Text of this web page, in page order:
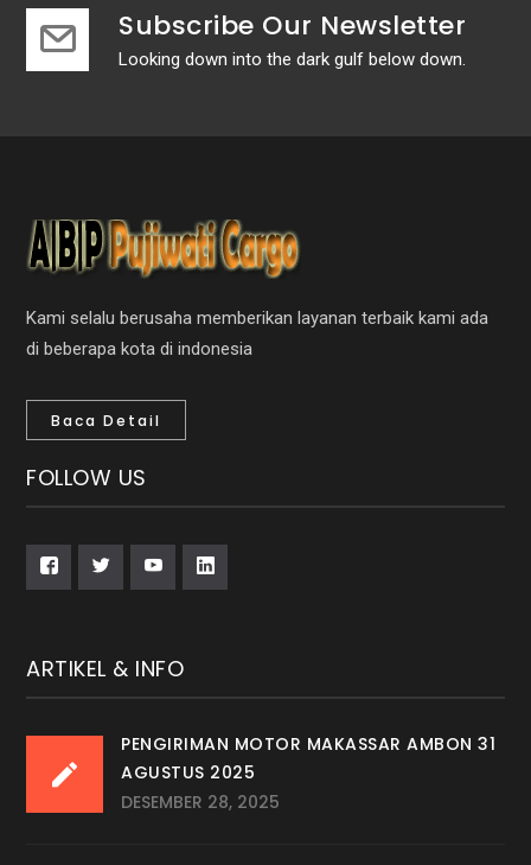
Subscribe Our Newsletter
Looking down into the dark gulf below down.
Kami selalu berusaha memberikan layanan terbaik kami ada
di beberapa kota di indonesia
Baca Detail
FOLLOW US
ARTIKEL & INFO
PENGIRIMAN MOTOR MAKASSAR AMBON 31
AGUSTUS 2025
DESEMBER 28, 2025